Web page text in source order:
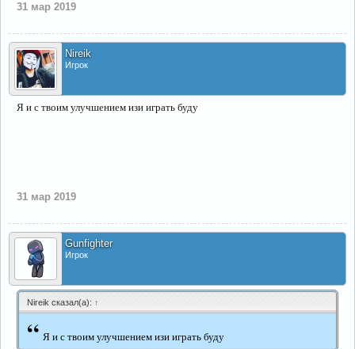
31 мар 2019
Nireik
Игрок
Я и с твоим улучшением изи играть буду
31 мар 2019
Gunfighter
Игрок
Nireik сказал(а): ↑
“ Я и с твоим улучшением изи играть буду